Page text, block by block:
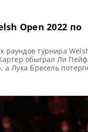
Open 2022 по
раундов турнира
обыграл Ли
Лука Бресель
WST Все новости
Райан […]